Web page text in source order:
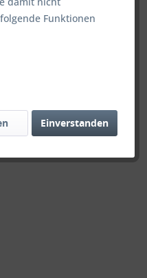
Funktionen
Einverstanden